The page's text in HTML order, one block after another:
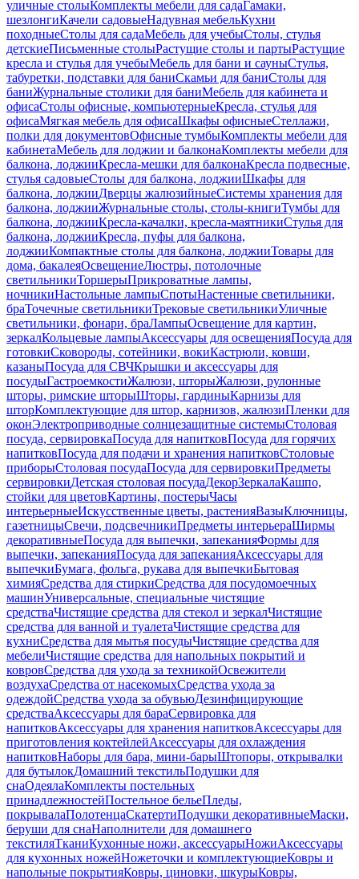
уличные столыКомплекты мебели для садаГамаки,
шезлонгиКачели садовыеНадувная мебельКухни
походныеСтолы для садаМебель для учебыСтолы, стулья
детскиеПисьменные столыРастущие столы и партыРастущие
кресла и стулья для учебыМебель для бани и сауныСтулья,
табуретки, подставки для баниСкамьи для баниСтолы для
баниЖурнальные столики для баниМебель для кабинета и
офисаСтолы офисные, компьютерныеКресла, стулья для
офисаМягкая мебель для офисаШкафы офисныеСтеллажи,
полки для документовОфисные тумбыКомплекты мебели для
кабинетаМебель для лоджии и балконаКомплекты мебели для
балкона, лоджииКресла-мешки для балконаКресла подвесные,
стулья садовыеСтолы для балкона, лоджииШкафы для
балкона, лоджииДверцы жалюзийныеСистемы хранения для
балкона, лоджииЖурнальные столы, столы-книгиТумбы для
балкона, лоджииКресла-качалки, кресла-маятникиСтулья для
балкона, лоджииКресла, пуфы для балкона,
лоджииКомпактные столы для балкона, лоджииТовары для
дома, бакалеяОсвещениеЛюстры, потолочные
светильникиТоршерыПрикроватные лампы,
ночникиНастольные лампыСпотыНастенные светильники,
браТочечные светильникиТрековые светильникиУличные
светильники, фонари, браЛампыОсвещение для картин,
зеркалКольцевые лампыАксессуары для освещенияПосуда для
готовкиСковороды, сотейники, вокиКастрюли, ковши,
казаныПосуда для СВЧКрышки и аксессуары для
посудыГастроемкостиЖалюзи, шторыЖалюзи, рулонные
шторы, римские шторыШторы, гардиныКарнизы для
шторКомплектующие для штор, карнизов, жалюзиПленки для
оконЭлектроприводные солнцезащитные системыСтоловая
посуда, сервировкаПосуда для напитковПосуда для горячих
напитковПосуда для подачи и хранения напитковСтоловые
приборыСтоловая посудаПосуда для сервировкиПредметы
сервировкиДетская столовая посудаДекорЗеркалаКашпо,
стойки для цветовКартины, постерыЧасы
интерьерныеИскусственные цветы, растенияВазыКлючницы,
газетницыСвечи, подсвечникиПредметы интерьераШирмы
декоративныеПосуда для выпечки, запеканияФормы для
выпечки, запеканияПосуда для запеканияАксессуары для
выпечкиБумага, фольга, рукава для выпечкиБытовая
химияСредства для стиркиСредства для посудомоечных
машинУниверсальные, специальные чистящие
средстваЧистящие средства для стекол и зеркалЧистящие
средства для ванной и туалетаЧистящие средства для
кухниСредства для мытья посудыЧистящие средства для
мебелиЧистящие средства для напольных покрытий и
ковровСредства для ухода за техникойОсвежители
воздухаСредства от насекомыхСредства ухода за
одеждойСредства ухода за обувьюДезинфицирующие
средстваАксессуары для бараСервировка для
напитковАксессуары для хранения напитковАксессуары для
приготовления коктейлейАксессуары для охлаждения
напитковНаборы для бара, мини-барыШтопоры, открывалки
для бутылокДомашний текстильПодушки для
снаОдеялаКомплекты постельных
принадлежностейПостельное бельеПледы,
покрывалаПолотенцаСкатертиПодушки декоративныеМаски,
беруши для снаНаполнители для домашнего
текстиляТканиКухонные ножи, аксессуарыНожиАксессуары
для кухонных ножейНожеточки и комплектующиеКовры и
напольные покрытияКовры, циновки, шкурыКовры,